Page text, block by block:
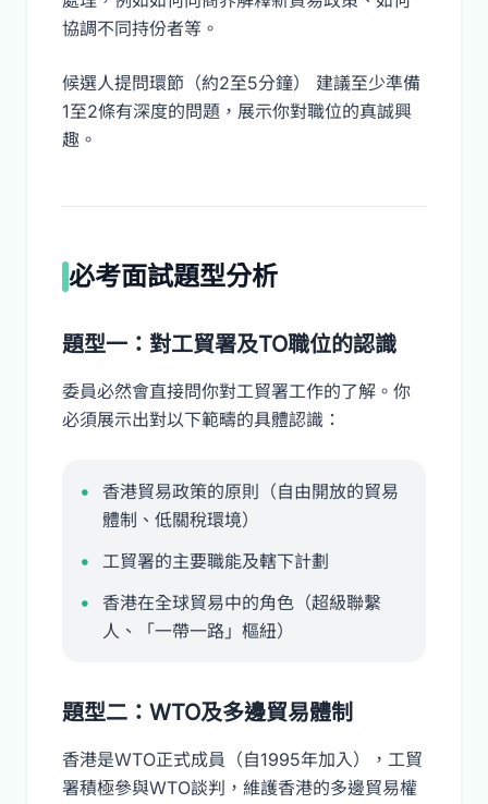
協調不同持份者等。
候選人提問環節（約2至5分鐘） 建議至少準備
1至2條有深度的問題，展示你對職位的真誠興
趣。
必考面試題型分析
題型一：對工貿署及TO職位的認識
委員必然會直接問你對工貿署工作的了解。你
必須展示出對以下範疇的具體認識：
香港貿易政策的原則（自由開放的貿易
體制、低關稅環境）
工貿署的主要職能及轄下計劃
香港在全球貿易中的角色（超級聯繫
人、「一帶一路」樞紐）
題型二：WTO及多邊貿易體制
香港是WTO正式成員（自1995年加入），工貿
署積極參與WTO談判，維護香港的多邊貿易權